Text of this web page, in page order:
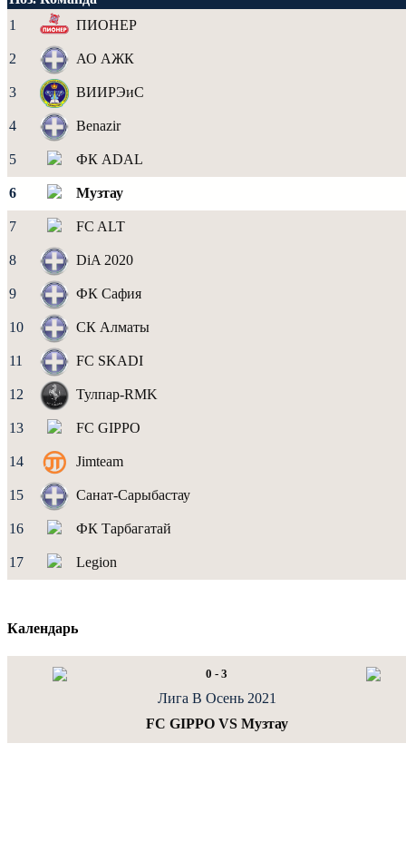
1
ПИОНЕР
2 АО АЖК
3 ВИИРЭиС
4 Benazir
5 ФК ADAL
6 Музтау
7 FC ALT
8 DiA 2020
9 ФК Сафия
10 СК Алматы
11 FC SKADI
12 Тулпар-RMK
13 FC GIPPO
14 Jimteam
15 Санат-Сарыбастау
16 ФК Тарбагатай
17 Legion
Календарь
0 - 3
Лига В Осень 2021
FC GIPPO VS Музтау